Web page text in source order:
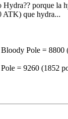
porque la
ATK) que hydra...
Pole = 8800
= 9260 (1852